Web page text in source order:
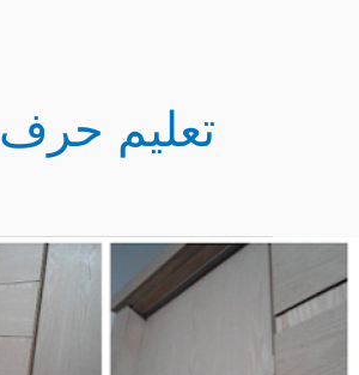
تعليم حرف
عمل,تصنيع
دولاب